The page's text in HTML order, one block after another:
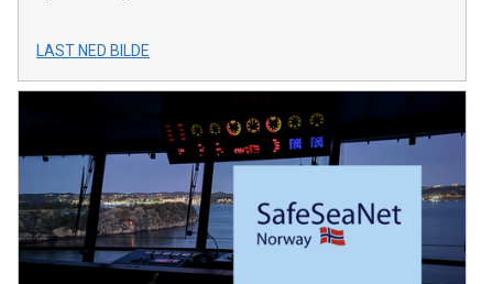
LAST NED BILDE